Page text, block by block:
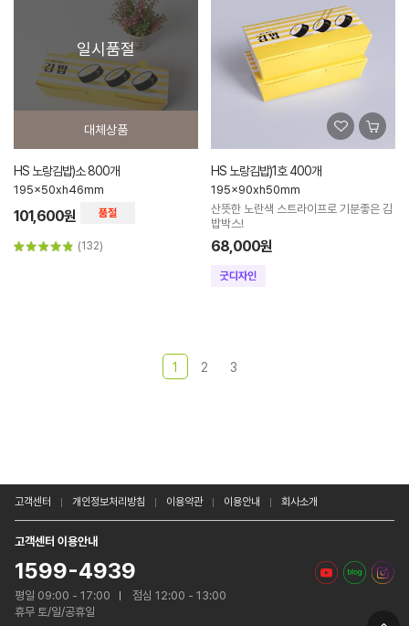
일시품절
대체상품
HS 노랑김밥)소 800개
195x50xh46mm
101,600원
(132)
HS 노랑김밥)1호 400개
195x90xh50mm
산뜻한 노란색 스트라이프로 기분좋은 김
밥박스!
68,000원
1 2 3
고객센터 개인정보처리방침 이용약관 이용안내 회사소개
고객센터 이용안내
1599-4939
평일 09:00 - 17:00
점심 12:00 - 13:00
휴무 토/일/공휴일